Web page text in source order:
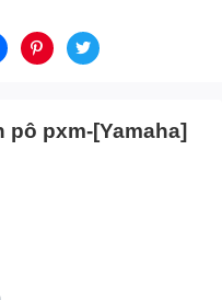
pô pxm-[Yamaha]